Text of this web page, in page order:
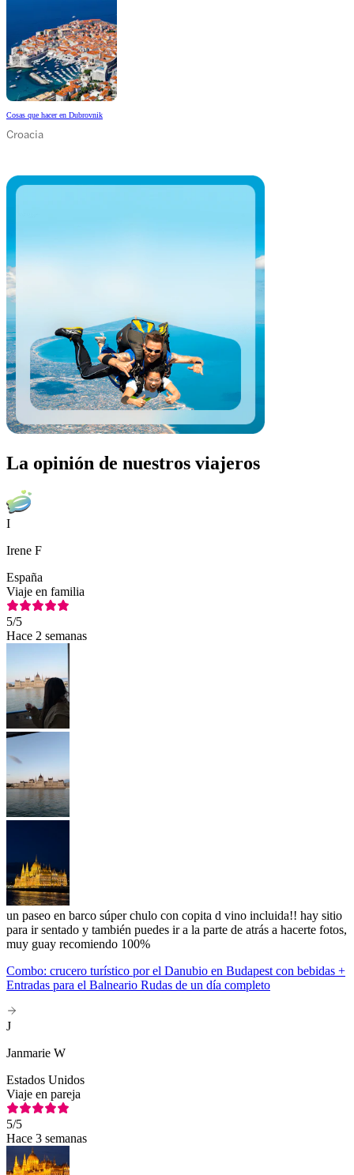
Cosas que hacer en Dubrovnik
Croacia
La opinión de nuestros viajeros
I
Irene F
España
Viaje en familia
5/5
Hace 2 semanas
un paseo en barco súper chulo con copita d vino incluida!! hay sitio
para ir sentado y también puedes ir a la parte de atrás a hacerte fotos,
muy guay recomiendo 100%
Combo: crucero turístico por el Danubio en Budapest con bebidas +
Entradas para el Balneario Rudas de un día completo
J
Janmarie W
Estados Unidos
Viaje en pareja
5/5
Hace 3 semanas